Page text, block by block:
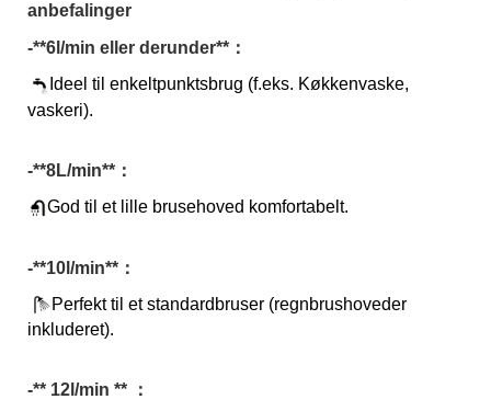
anbefalinger
-**6l/min eller derunder**：
Ideel til enkeltpunktsbrug (f.eks. Køkkenvaske,
vaskeri).
-**8L/min**：
God til et lille brusehoved komfortabelt.
-**10l/min**：
Perfekt til et standardbruser (regnbrushoveder
inkluderet).
-** 12l/min ** ：